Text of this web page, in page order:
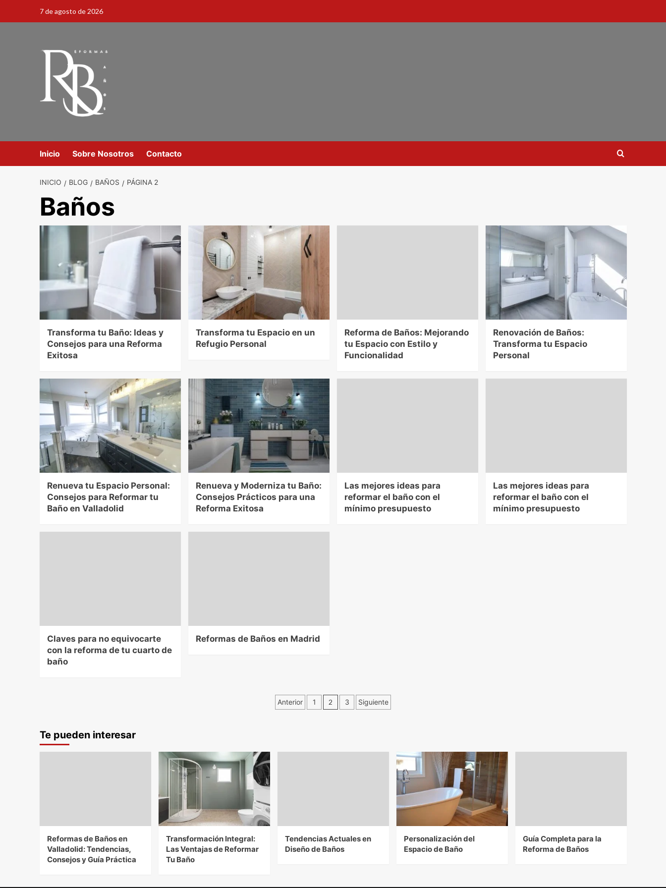
7 de agosto de 2026
Inicio Sobre Nosotros Contacto
INICIO BLOG BAÑOS PÁGINA 2
Baños
Transforma tu Baño: Ideas y
Consejos para una Reforma
Exitosa
Transforma tu Espacio en un
Refugio Personal
Reforma de Baños: Mejorando
tu Espacio con Estilo y
Funcionalidad
Renovación de Baños:
Transforma tu Espacio
Personal
Renueva tu Espacio Personal:
Consejos para Reformar tu
Baño en Valladolid
Renueva y Moderniza tu Baño:
Consejos Prácticos para una
Reforma Exitosa
Las mejores ideas para
reformar el baño con el
mínimo presupuesto
Las mejores ideas para
reformar el baño con el
mínimo presupuesto
Claves para no equivocarte
con la reforma de tu cuarto de
baño
Reformas de Baños en Madrid
Anterior 1 2 3 Siguiente
Te pueden interesar
Reformas de Baños en
Valladolid: Tendencias,
Consejos y Guía Práctica
Transformación Integral:
Las Ventajas de Reformar
Tu Baño
Tendencias Actuales en
Diseño de Baños
Personalización del
Espacio de Baño
Guía Completa para la
Reforma de Baños